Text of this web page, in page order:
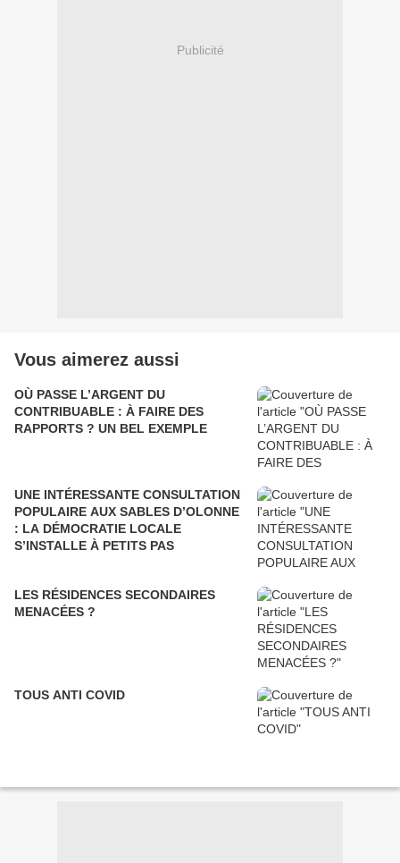
Publicité
Vous aimerez aussi
OÙ PASSE L’ARGENT DU
CONTRIBUABLE : À FAIRE DES
RAPPORTS ? UN BEL EXEMPLE
UNE INTÉRESSANTE CONSULTATION
POPULAIRE AUX SABLES D’OLONNE
: LA DÉMOCRATIE LOCALE
S’INSTALLE À PETITS PAS
LES RÉSIDENCES SECONDAIRES
MENACÉES ?
TOUS ANTI COVID